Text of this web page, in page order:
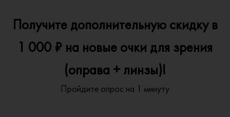
Получите дополнительную скидку в
1 000 ₽ на новые очки для зрения
(оправа + линзы)!
Пройдите опрос на 1 минуту